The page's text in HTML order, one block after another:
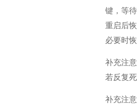
键，等
重启后
必要时
补充注
若反复
补充注